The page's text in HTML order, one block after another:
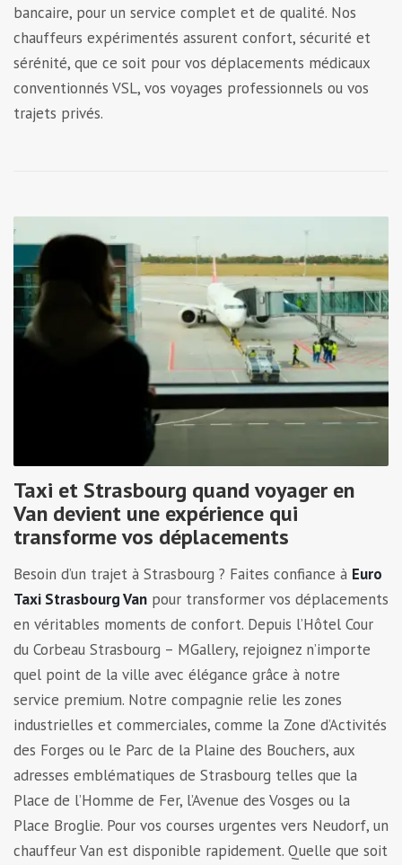
bancaire, pour un service complet et de qualité. Nos
chauffeurs expérimentés assurent confort, sécurité et
sérénité, que ce soit pour vos déplacements médicaux
conventionnés VSL, vos voyages professionnels ou vos
trajets privés.
Taxi et Strasbourg quand voyager en
Van devient une expérience qui
transforme vos déplacements
Besoin d’un trajet à Strasbourg ? Faites confiance à Euro
Taxi Strasbourg Van pour transformer vos déplacements
en véritables moments de confort. Depuis l’Hôtel Cour
du Corbeau Strasbourg – MGallery, rejoignez n’importe
quel point de la ville avec élégance grâce à notre
service premium. Notre compagnie relie les zones
industrielles et commerciales, comme la Zone d’Activités
des Forges ou le Parc de la Plaine des Bouchers, aux
adresses emblématiques de Strasbourg telles que la
Place de l’Homme de Fer, l’Avenue des Vosges ou la
Place Broglie. Pour vos courses urgentes vers Neudorf, un
chauffeur Van est disponible rapidement. Quelle que soit